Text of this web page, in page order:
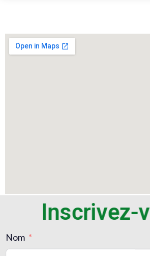
Inscrivez-
Nom